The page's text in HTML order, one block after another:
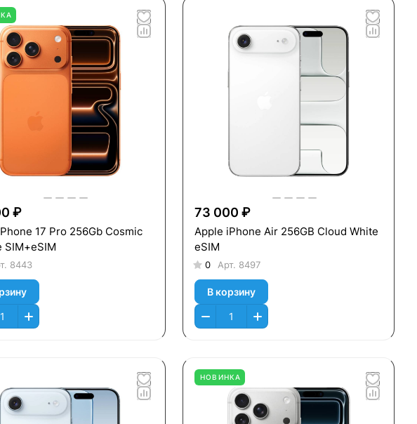
₽
17 Pro 256Gb Cosmic
SIM+eSIM
8443
73 000 ₽
Apple iPhone Air 256GB Cloud White
eSIM
0 Арт. 8497
В корзину
НОВИНКА